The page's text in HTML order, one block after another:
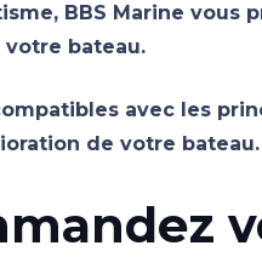
BBS Marine
bateau.
avec les
de votre bateau.